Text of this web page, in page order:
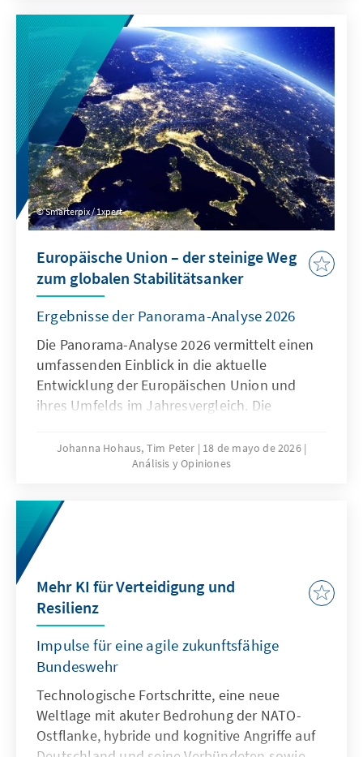
Plattformen. Es sollte mit einem EU-weiten
System zertifizierter Ausnahmen verbunden
werden, um die Regeln für digitale Dienste
neu auszurichten: Kinder müssen wirksam
geschützt werden, zugleich muss der Markt
für europäische Alternativen zum heutigen
Oligopol geöffnet werden.
Smarterpix / 1xpert
Europäische Union – der steinige Weg
zum globalen Stabilitätsanker
Ergebnisse der Panorama-Analyse 2026
Die Panorama-Analyse 2026 vermittelt einen
umfassenden Einblick in die aktuelle
Entwicklung der Europäischen Union und
ihres Umfelds im Jahresvergleich. Die
multithematische Standortbestimmung in
den Bereichen Innovation und
Ausrichtung der Mitgliedstaaten und Globales
Umfeld. Durch die Verwendung qualitativer
und quantitativer Indikatoren gibt sie
Entwicklungen.
Johanna Hohaus, Tim Peter
18 de mayo de 2026
Análisis y Opiniones
Mehr KI für Verteidigung und
Resilienz
Impulse für eine agile zukunftsfähige
Bundeswehr
Technologische Fortschritte, eine neue
Weltlage mit akuter Bedrohung der NATO-
Ostflanke, hybride und kognitive Angriffe auf